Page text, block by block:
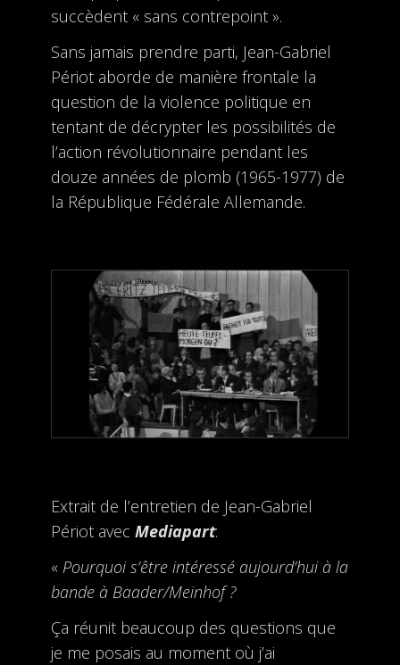
succèdent « sans contrepoint ».
Sans jamais prendre parti, Jean-Gabriel
Périot aborde de manière frontale la
question de la violence politique en
tentant de décrypter les possibilités de
l’action révolutionnaire pendant les
douze années de plomb (1965-1977) de
la République Fédérale Allemande.
Extrait de l’entretien de Jean-Gabriel
Périot avec Mediapart:
« Pourquoi s’être intéressé aujourd’hui à la
bande à Baader/Meinhof ?
Ça réunit beaucoup des questions que
je me posais au moment où j’ai